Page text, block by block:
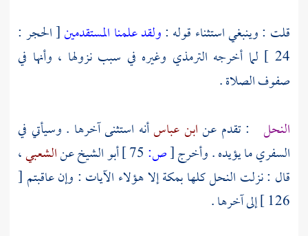
قلت : وينبغي استثناء قوله :ولقد علمنا المستقدمين[ الحجر :
24 ] لما أخرجه
الترمذي وغيره في سبب نزولها ، وأنها في
صفوف الصلاة .
النحل : تقدم عنابن عباسأنه استثنى آخرها . وسيأتي في
السفري ما يؤيده . وأخرج[ص: أبو الشيخعنالشعبي،
قال : نزلت النحل كلهابمكةإلا هؤلاء الآيات : وإن عاقبتم [
126 ] إلى آخرها .